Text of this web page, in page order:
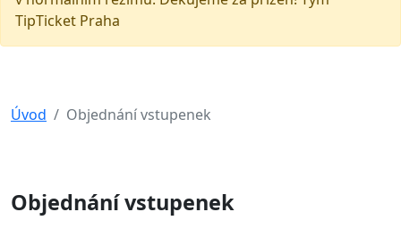
TipTicket Praha
Úvod Objednání vstupenek
Objednání vstupenek